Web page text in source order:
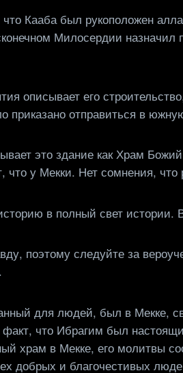
что Кааба был рукоположен
Милосердии
описывает его
приказано отправиться в
это здание как Храм
что у Мекки. Нет сомнения,
в полный свет истории.
поэтому следуйте за
для людей, был в Мекке,
факт, что Ибрагим был
храм в Мекке, его молитвы
добрых и благочестивых